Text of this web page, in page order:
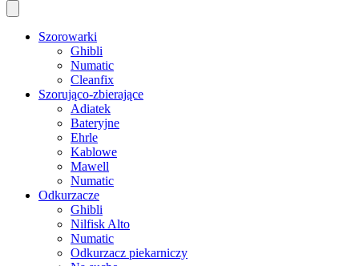
Szorowarki
Ghibli
Numatic
Cleanfix
Szorująco-zbierające
Adiatek
Bateryjne
Ehrle
Kablowe
Mawell
Numatic
Odkurzacze
Ghibli
Nilfisk Alto
Numatic
Odkurzacz piekarniczy